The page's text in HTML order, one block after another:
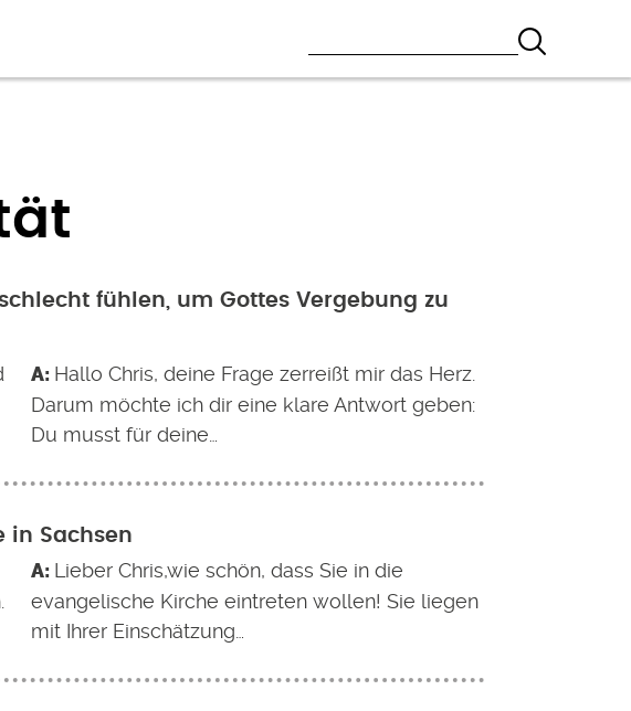
fühlen, um Gottes Vergebung zu
Hallo Chris, deine Frage zerreißt mir das Herz.
Darum möchte ich dir eine klare Antwort geben:
Du musst für deine…
in Sachsen
Lieber Chris,wie schön, dass Sie in die
evangelische Kirche eintreten wollen! Sie liegen
mit Ihrer Einschätzung…